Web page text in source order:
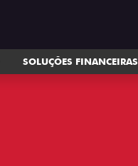
SOLUÇÕES FINANCEIRAS